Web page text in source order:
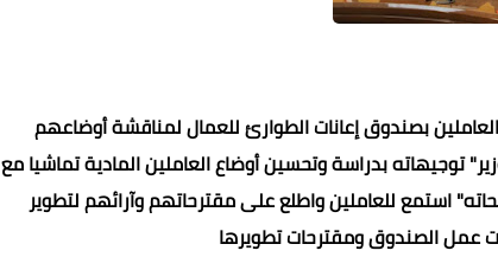
بصندوق إعانات الطوارئ للعمال لمناقشة أوضاعهم
توجيهاته بدراسة وتحسين أوضاع العاملين المادية تماشيا مع
استمع للعاملين واطلع على مقترحاتهم وآرائهم لتطوير
عمل الصندوق ومقترحات تطويرها